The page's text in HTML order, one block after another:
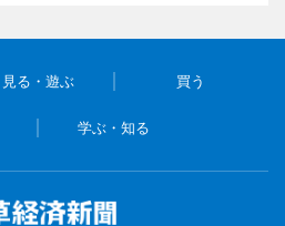
見る・遊ぶ 買う
学ぶ・知る